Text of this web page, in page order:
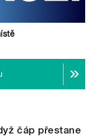
čáp přestane